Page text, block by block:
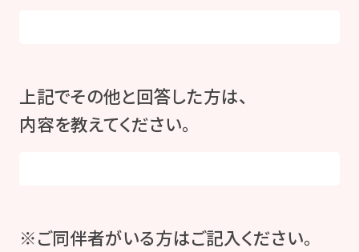
上記でその他と回答した方は、
内容を教えてください。
※ご同伴者がいる方はご記入ください。